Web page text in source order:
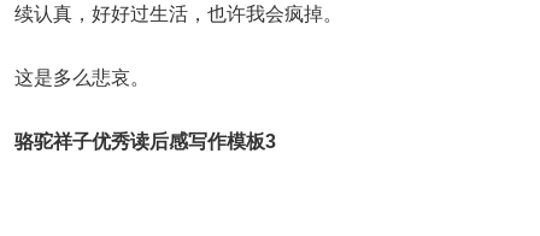
续认真，好好过生活，也许我会疯掉。
这是多么悲哀。
骆驼祥子优秀读后感写作模板3